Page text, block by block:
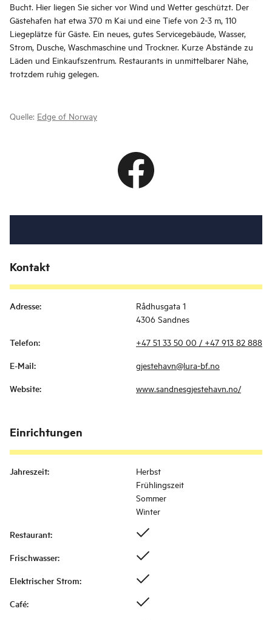
Bucht. Hier liegen Sie sicher vor Wind und Wetter geschützt. Der
Gästehafen hat etwa 370 m Kai und eine Tiefe von 2-3 m, 110
Liegeplätze für Gäste. Ein neues, gutes Servicegebäude, Wasser,
Strom, Dusche, Waschmaschine und Trockner. Kurze Abstände zu
Läden und Einkaufszentrum. Restaurants in unmittelbarer Nähe,
trotzdem ruhig gelegen.
Quelle: Edge of Norway
Kontakt
Adresse:
Rådhusgata 1
4306 Sandnes
Telefon: +47 51 33 50 00 / +47 913 82 888
E-Mail: gjestehavn@lura-bf.no
Website: www.sandnesgjestehavn.no/
Einrichtungen
Jahreszeit:
Herbst
Frühlingszeit
Sommer
Winter
Restaurant:
Frischwasser:
Elektrischer Strom:
Café: